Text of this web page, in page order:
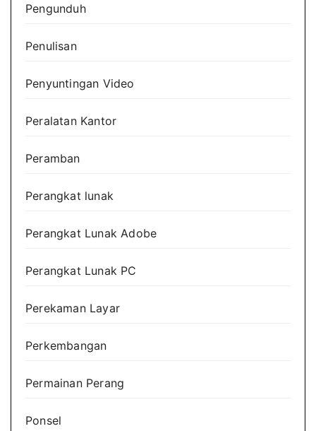
Pengunduh
Penulisan
Penyuntingan Video
Peralatan Kantor
Peramban
Perangkat lunak
Perangkat Lunak Adobe
Perangkat Lunak PC
Perekaman Layar
Perkembangan
Permainan Perang
Ponsel